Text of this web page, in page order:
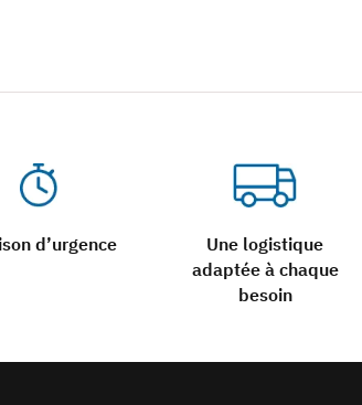
d’urgence
Une logistique
adaptée à chaque
besoin